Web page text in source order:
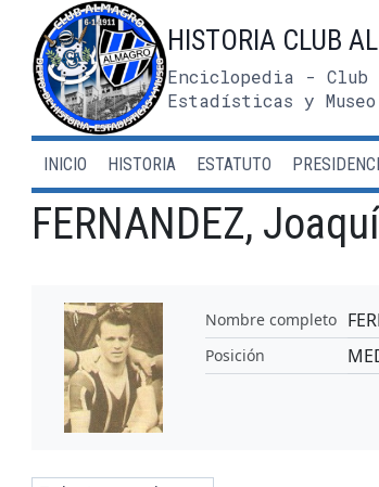
contenido
HISTORIA CLUB
Enciclopedia - Club
Estadísticas y Museo
INICIO HISTORIA ESTATUTO
FERNANDEZ,
Nombre completo
Posición